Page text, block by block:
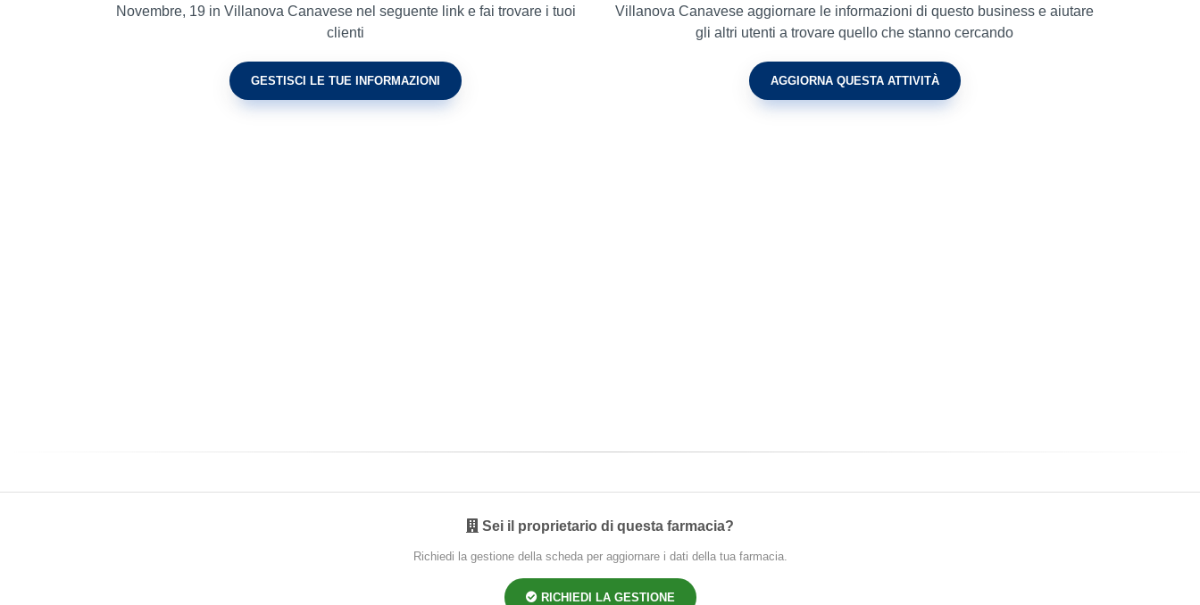
Novembre, 19 in Villanova Canavese nel seguente link e fai trovare i tuoi
clienti
Villanova Canavese aggiornare le informazioni di questo business e aiutare
gli altri utenti a trovare quello che stanno cercando
Sei il proprietario di questa farmacia?
Richiedi la gestione della scheda per aggiornare i dati della tua farmacia.
RICHIEDI LA GESTIONE